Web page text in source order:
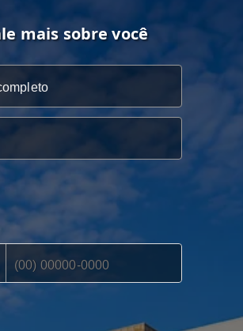
mais sobre você